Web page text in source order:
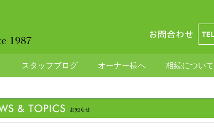
スタッフブログ オーナー様へ 相続について